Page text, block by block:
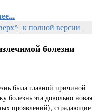
к полной версии
болезни
была главной причиной
болезнь эта довольно новая
проявлений), страдающие